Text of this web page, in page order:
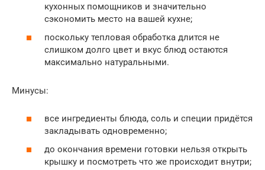
кухонных помощников и значительно
сэкономить место на вашей кухне;
поскольку тепловая обработка длится не
слишком долго цвет и вкус блюд остаются
максимально натуральными.
Минусы:
все ингредиенты блюда, соль и специи придётся
закладывать одновременно;
до окончания времени готовки нельзя открыть
крышку и посмотреть что же происходит внутри;